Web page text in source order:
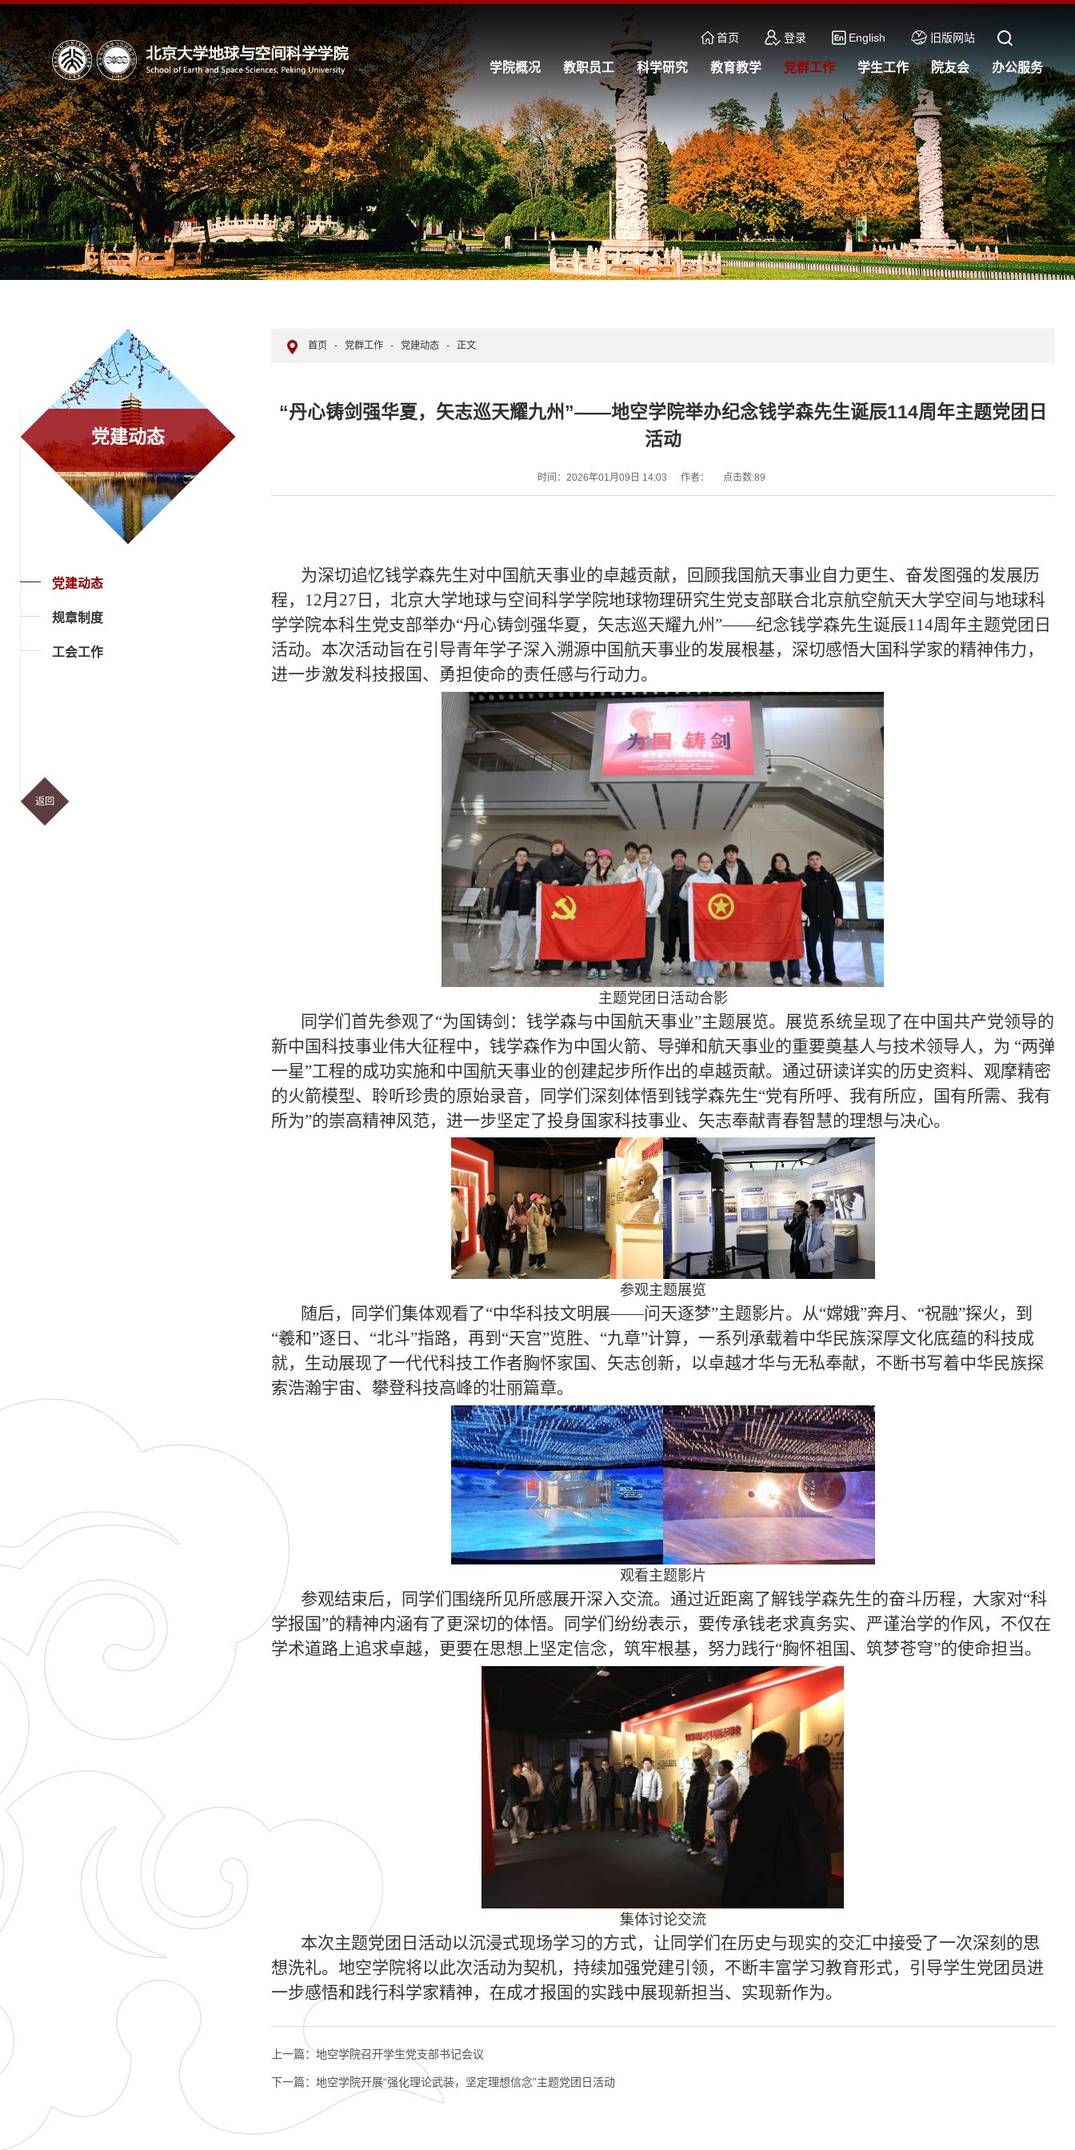
首页 登录 English 旧版网站
学院概况 教职员工 科学研究 教育教学 党群工作 学生工作 院友会 办公服务
党建动态
党建动态
规章制度
工会工作
返回
首页 - 党群工作 - 党建动态 - 正文
“丹心铸剑强华夏，矢志巡天耀九州”——地空学院举办纪念钱学森先生诞辰114周年主题党团日
活动
时间：2026年01月09日 14:03 作者： 点击数:89
为深切追忆钱学森先生对中国航天事业的卓越贡献，回顾我国航天事业自力更生、奋发图强的发展历
程，12月27日，北京大学地球与空间科学学院地球物理研究生党支部联合北京航空航天大学空间与地球科
学学院本科生党支部举办“丹心铸剑强华夏，矢志巡天耀九州”——纪念钱学森先生诞辰114周年主题党团日
活动。本次活动旨在引导青年学子深入溯源中国航天事业的发展根基，深切感悟大国科学家的精神伟力，
进一步激发科技报国、勇担使命的责任感与行动力。
主题党团日活动合影
同学们首先参观了“为国铸剑：钱学森与中国航天事业”主题展览。展览系统呈现了在中国共产党领导的
新中国科技事业伟大征程中，钱学森作为中国火箭、导弹和航天事业的重要奠基人与技术领导人，为 “两弹
一星”工程的成功实施和中国航天事业的创建起步所作出的卓越贡献。通过研读详实的历史资料、观摩精密
的火箭模型、聆听珍贵的原始录音，同学们深刻体悟到钱学森先生“党有所呼、我有所应，国有所需、我有
所为”的崇高精神风范，进一步坚定了投身国家科技事业、矢志奉献青春智慧的理想与决心。
参观主题展览
随后，同学们集体观看了“中华科技文明展——问天逐梦”主题影片。从“嫦娥”奔月、“祝融”探火，到
“羲和”逐日、“北斗”指路，再到“天宫”览胜、“九章”计算，一系列承载着中华民族深厚文化底蕴的科技成
就，生动展现了一代代科技工作者胸怀家国、矢志创新，以卓越才华与无私奉献，不断书写着中华民族探
索浩瀚宇宙、攀登科技高峰的壮丽篇章。
观看主题影片
参观结束后，同学们围绕所见所感展开深入交流。通过近距离了解钱学森先生的奋斗历程，大家对“科
学报国”的精神内涵有了更深切的体悟。同学们纷纷表示，要传承钱老求真务实、严谨治学的作风，不仅在
学术道路上追求卓越，更要在思想上坚定信念，筑牢根基，努力践行“胸怀祖国、筑梦苍穹”的使命担当。
集体讨论交流
本次主题党团日活动以沉浸式现场学习的方式，让同学们在历史与现实的交汇中接受了一次深刻的思
想洗礼。地空学院将以此次活动为契机，持续加强党建引领，不断丰富学习教育形式，引导学生党团员进
一步感悟和践行科学家精神，在成才报国的实践中展现新担当、实现新作为。
上一篇：地空学院召开学生党支部书记会议
下一篇： 地空学院开展“强化理论武装，坚定理想信念”主题党团日活动